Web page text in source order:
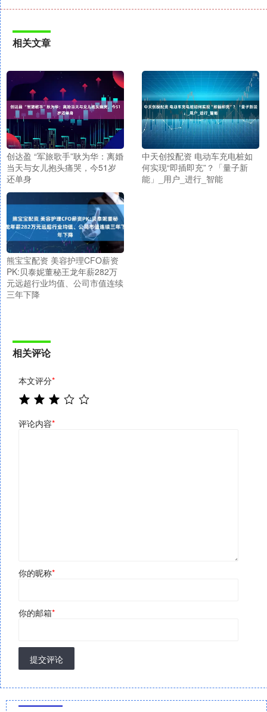
相关文章
创达盈 “军旅歌手”耿为华：离婚
当天与女儿抱头痛哭，今51岁
还单身
中天创投配资 电动车充电桩如
何实现“即插即充”？「量子新
能」_用户_进行_智能
熊宝宝配资 美容护理CFO薪资
PK:贝泰妮董秘王龙年薪282万
元远超行业均值、公司市值连续
三年下降
相关评论
本文评分*
评论内容*
你的昵称*
你的邮箱*
提交评论